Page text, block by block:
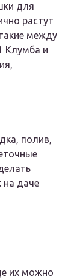
для
растут
между
Клумба и
полив,
на даче
их можно